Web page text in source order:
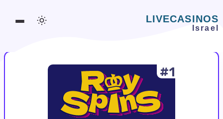
משחקים אונליין
משחקים חינמיים
#1